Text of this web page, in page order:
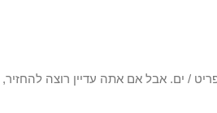
להחזיר פריט / ים. אבל אם אתה עדיין רוצה